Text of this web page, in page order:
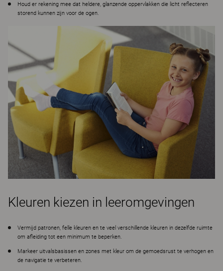
Houd er rekening mee dat heldere, glanzende oppervlakken die licht reflecteren
storend kunnen zijn voor de ogen.
Kleuren kiezen in leeromgevingen
Vermijd patronen, felle kleuren en te veel verschillende kleuren in dezelfde ruimte
om afleiding tot een minimum te beperken.
Markeer uitvalsbasissen en zones met kleur om de gemoedsrust te verhogen en
de navigatie te verbeteren.